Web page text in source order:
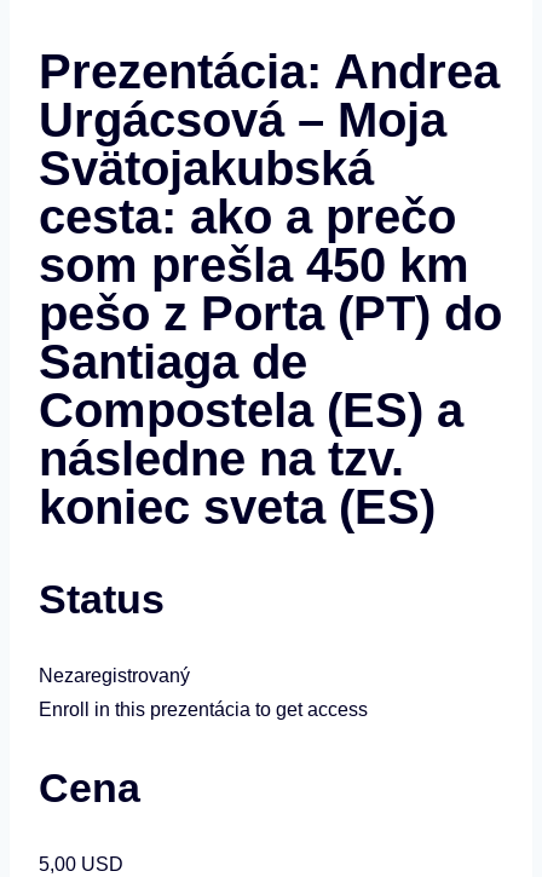
Prezentácia: Andrea
Urgácsová – Moja
Svätojakubská
cesta: ako a prečo
som prešla 450 km
pešo z Porta (PT) do
Santiaga de
Compostela (ES) a
následne na tzv.
koniec sveta (ES)
Status
Nezaregistrovaný
Enroll in this prezentácia to get access
Cena
5,00 USD